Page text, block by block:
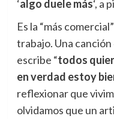
‘algo duele más‘, a
Es la “más
trabajo. Una
escribe “todos
en verdad estoy
reflexionar que
olvidamos que un